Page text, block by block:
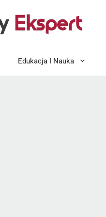
Edukacja I Nauka